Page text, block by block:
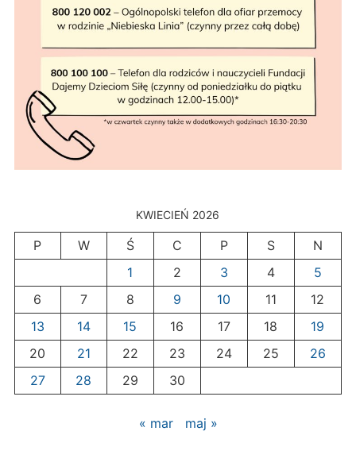
KWIECIEŃ 2026
P W Ś C P S
N
1
2 3 4
5
6
7 8 9 10 11
12
13
14 15 16 17 18
19
20
21 22 23 24 25
26
27
28 29 30
« mar maj »